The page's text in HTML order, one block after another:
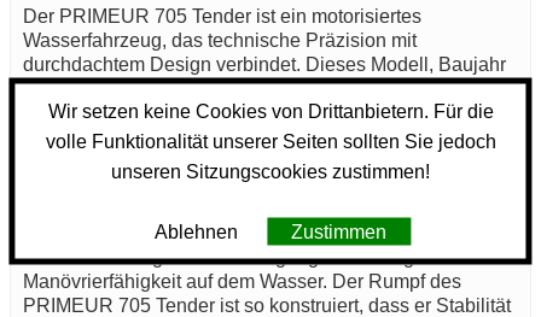
Der PRIMEUR 705 Tender ist ein motorisiertes
Wasserfahrzeug, das technische Präzision mit
durchdachtem Design verbindet. Dieses Modell, Baujahr
2025, wurde entwickelt, um den Anforderungen sowohl
von Freizeitkapitänen als auch von professionellen
Nutzern gerecht zu werden.
Das Motorboot PRIMEUR 705 Tender ist mit einem
Leistung von 100 PS liefert. Diese Motorisierung sorgt für
eine zuverlässige Beschleunigung und eine gute
Manövrierfähigkeit auf dem Wasser. Der Rumpf des
PRIMEUR 705 Tender ist so konstruiert, dass er Stabilität
Wir setzen keine Cookies von Drittanbietern. Für die
volle Funktionalität unserer Seiten sollten Sie jedoch
unseren Sitzungscookies zustimmen!
Ablehnen Zustimmen